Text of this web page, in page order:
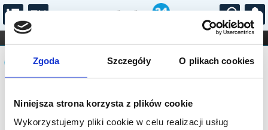
Zgoda Szczegóły O plikach cookies
Niniejsza strona korzysta z plików cookie
Wykorzystujemy pliki cookie w celu realizacji usług
...
FILHARMONIA OPERA I BALET
STAND-UP
DLA DZIECI
Komunikat
Sprzedaż biletów on-line na wydarzenie
została zakończona.